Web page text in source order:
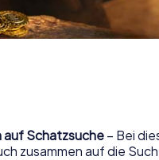
auf Schatzsuche – Bei
zusammen auf die